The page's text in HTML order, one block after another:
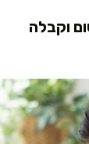
וקבלה